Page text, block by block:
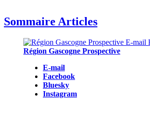
Sommaire Articles
Région Gascogne Prospective
E-mail
Facebook
Bluesky
Instagram